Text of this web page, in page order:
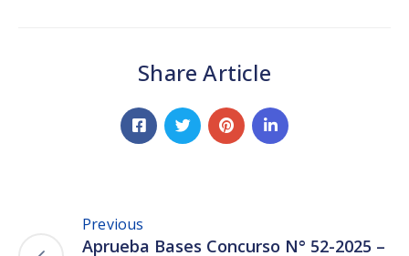
Share Article
Previous
Aprueba Bases Concurso N° 52-2025 –